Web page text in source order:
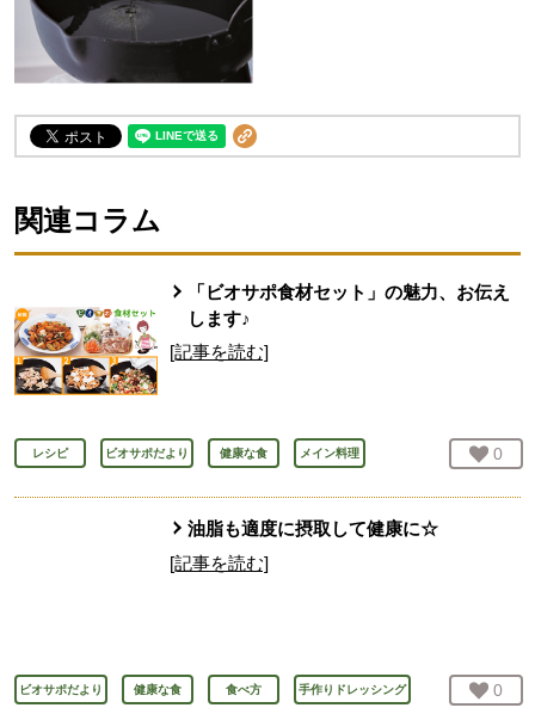
関連コラム
「ビオサポ食材セット」の魅力、お伝え
します♪
[記事を読む]
レシピ ビオサポだより 健康な食 メイン料理 お気
0
油脂も適度に摂取して健康に☆
[記事を読む]
ビオサポだより 健康な食 食べ方 手作りドレッシング お気
0